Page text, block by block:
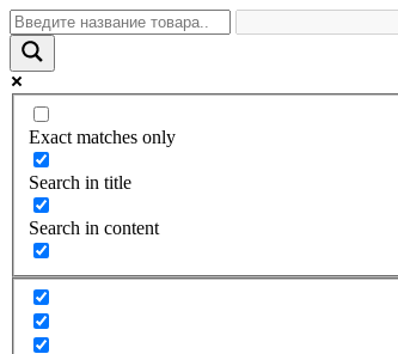
Exact matches only
Search in title
Search in content